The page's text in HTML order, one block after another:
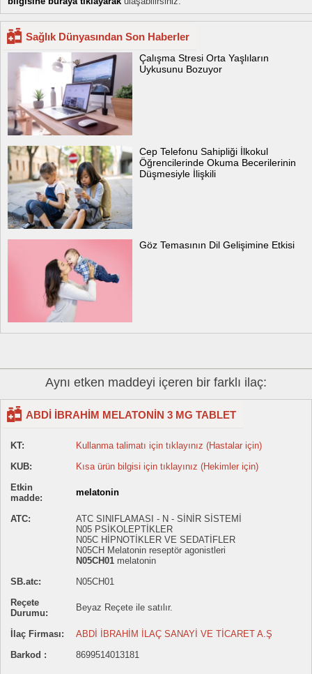
Sağlık Dünyasından Son Haberler
Çalışma Stresi Orta Yaşlıların
Uykusunu Bozuyor
Cep Telefonu Sahipliği İlkokul
Öğrencilerinde Okuma Becerilerinin
Düşmesiyle İlişkili
Göz Temasının Dil Gelişimine Etkisi
Aynı etken maddeyi içeren bir farklı ilaç:
ABDİ İBRAHİM MELATONİN 3 MG TABLET
KT:
Kullanma talimatı için tıklayınız (Hastalar için)
KUB:
Kısa ürün bilgisi için tıklayınız (Hekimler için)
Etkin
madde:
melatonin
ATC:
ATC SINIFLAMASI - N - SİNİR SİSTEMİ
N05 PSİKOLEPTİKLER
N05C HİPNOTİKLER VE SEDATİFLER
N05CH Melatonin reseptör agonistleri
N05CH01 melatonin
SB.atc:
N05CH01
Reçete
Durumu:
Beyaz Reçete ile satılır.
İlaç Firması:
ABDİ İBRAHİM İLAÇ SANAYİ VE TİCARET A.Ş
Barkod :
8699514013181